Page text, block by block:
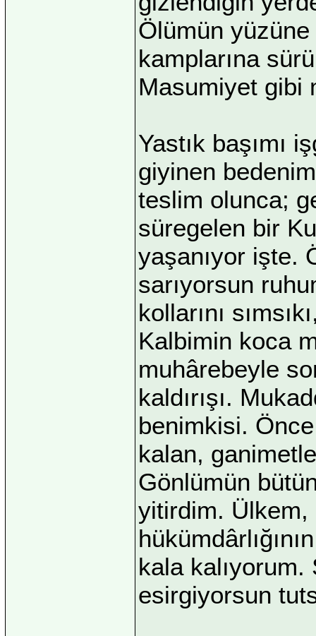
Ölümün
kamplarına
Masumiyet gibi
Yastık başımı
giyinen
teslim olunca;
süregelen bir
yaşanıyor işte.
sarıyorsun
kollarını
Kalbimin koca
muhârebeyle
kaldırışı.
benimkisi.
kalan,
Gönlümün
yitirdim. Ülkem,
kala kalıyorum.
esirgiyorsun